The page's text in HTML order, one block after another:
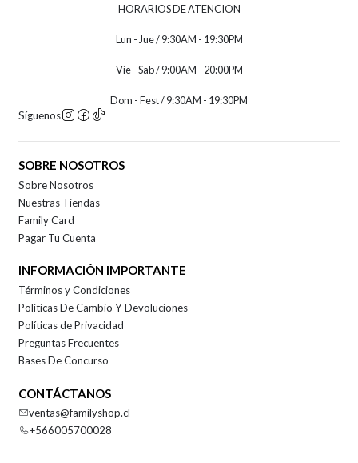
HORARIOS DE ATENCION
Lun - Jue / 9:30AM - 19:30PM
Vie - Sab / 9:00AM - 20:00PM
Dom - Fest / 9:30AM - 19:30PM
Síguenos
SOBRE NOSOTROS
Sobre Nosotros
Nuestras Tiendas
Family Card
Pagar Tu Cuenta
INFORMACIÓN IMPORTANTE
Términos y Condiciones
Políticas De Cambio Y Devoluciones
Políticas de Privacidad
Preguntas Frecuentes
Bases De Concurso
CONTÁCTANOS
ventas@familyshop.cl
+566005700028